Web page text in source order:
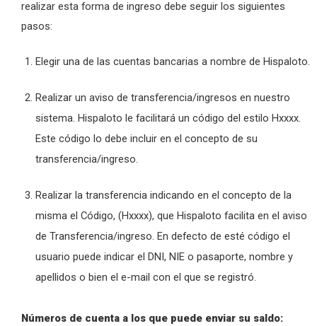
realizar esta forma de ingreso debe seguir los siguientes
pasos:
Elegir una de las cuentas bancarias a nombre de Hispaloto.
Realizar un aviso de transferencia/ingresos en nuestro
sistema. Hispaloto le facilitará un código del estilo Hxxxx.
Este código lo debe incluir en el concepto de su
transferencia/ingreso.
Realizar la transferencia indicando en el concepto de la
misma el Código, (Hxxxx), que Hispaloto facilita en el aviso
de Transferencia/ingreso. En defecto de esté código el
usuario puede indicar el DNI, NIE o pasaporte, nombre y
apellidos o bien el e-mail con el que se registró.
Números de cuenta a los que puede enviar su saldo: